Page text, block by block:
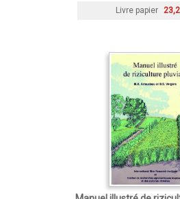
Livre papier